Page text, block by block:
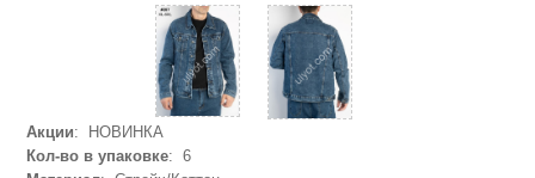
Акции: НОВИНКА
Кол-во в упаковке: 6